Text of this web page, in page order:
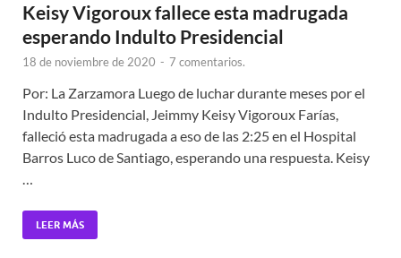
Keisy Vigoroux fallece esta madrugada
esperando Indulto Presidencial
18 de noviembre de 2020 - 7 comentarios.
Por: La Zarzamora Luego de luchar durante meses por el
Indulto Presidencial, Jeimmy Keisy Vigoroux Farías,
falleció esta madrugada a eso de las 2:25 en el Hospital
Barros Luco de Santiago, esperando una respuesta. Keisy
…
LEER MÁS